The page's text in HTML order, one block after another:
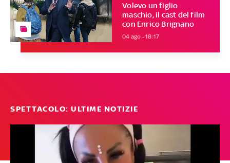
Volevo un figlio
maschio, il cast del film
con Enrico Brignano
04 ago - 18:17
SPETTACOLO: ULTIME NOTIZIE